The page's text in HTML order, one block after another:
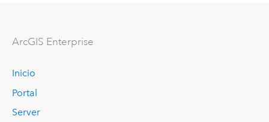
ArcGIS Enterprise
Inicio
Portal
Server